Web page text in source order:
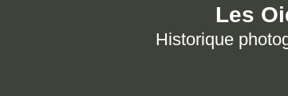
Les
Historique